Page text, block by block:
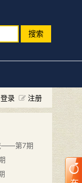
搜索
登录 注册
——第7期